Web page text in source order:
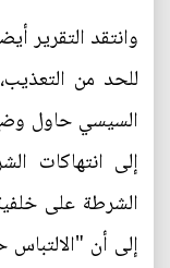
وانتقد التقرير
للحد من
السيسي حاول
إلى انتهاكات
الشرطة على
إلى أن